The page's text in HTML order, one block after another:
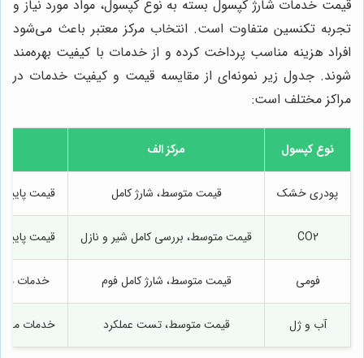
قیمت خدمات شارژ کپسول بسته به نوع کپسول، مواد مورد نیاز و
تجربه تکنسین متفاوت است. انتخاب مرکز معتبر باعث می‌شود
افراد هزینه مناسب پرداخت کرده و از خدمات با کیفیت بهره‌مند
شوند. جدول زیر نمونه‌ای از مقایسه قیمت و کیفیت خدمات در
مراکز مختلف است:
نوع کپسول مرکز الف
پودری خشک قیمت متوسط، شارژ کامل قیمت
CO2 قیمت متوسط، بررسی کامل شیر و نازل قیمت
فومی قیمت متوسط، شارژ کامل فوم خدمات
آب و ژل قیمت متوسط، تست عملکرد خدمات